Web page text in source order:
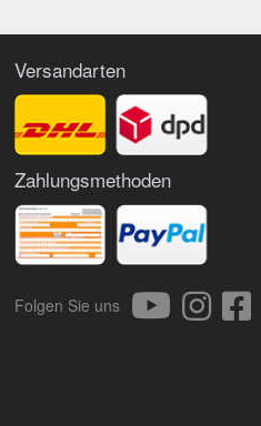
Versandarten
Zahlungsmethoden
Folgen Sie uns